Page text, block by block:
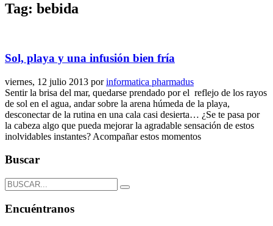
Tag: bebida
Sol, playa y una infusión bien fría
viernes, 12 julio 2013 porinformatica pharmadus
Sentir la brisa del mar, quedarse prendado por el reflejo de los rayos
de sol en el agua, andar sobre la arena húmeda de la playa,
desconectar de la rutina en una cala casi desierta… ¿Se te pasa por
la cabeza algo que pueda mejorar la agradable sensación de estos
inolvidables instantes? Acompañar estos momentos
Buscar
Encuéntranos